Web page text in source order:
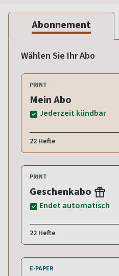
Abonnement
Wählen Sie Ihr Abo
PRINT
Mein Abo
Jederzeit kündbar
22 Hefte
PRINT
Geschenkabo
Endet automatisch
22 Hefte
E-PAPER